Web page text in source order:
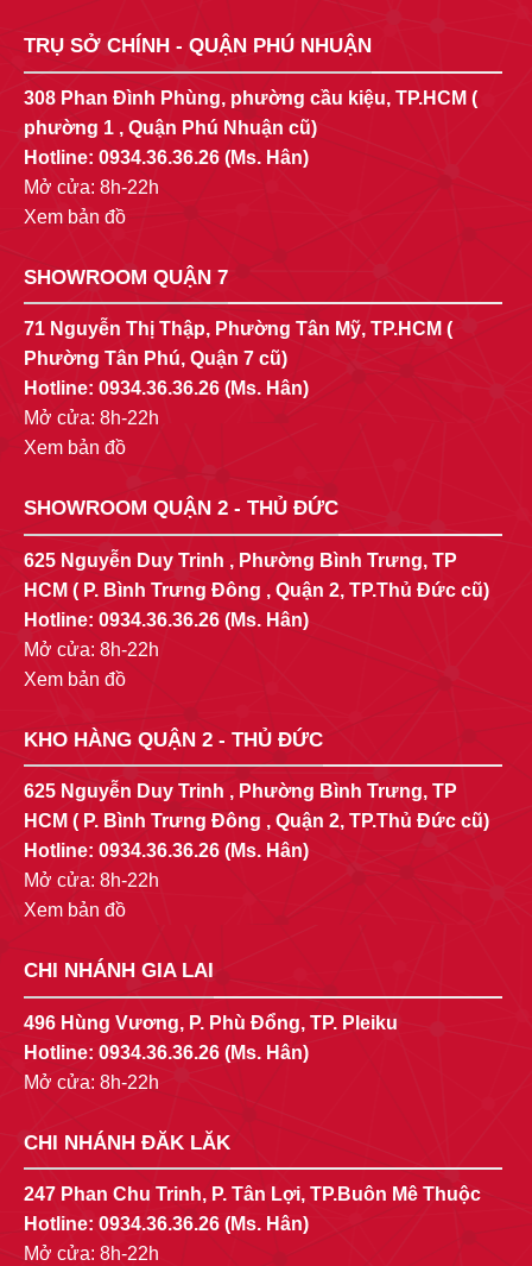
TRỤ SỞ CHÍNH - QUẬN PHÚ NHUẬN
308 Phan Đình Phùng, phường cầu kiệu, TP.HCM (
phường 1 , Quận Phú Nhuận cũ)
Hotline: 0934.36.36.26 (Ms. Hân)
Mở cửa: 8h-22h
Xem bản đồ
SHOWROOM QUẬN 7
71 Nguyễn Thị Thập, Phường Tân Mỹ, TP.HCM (
Phường Tân Phú, Quận 7 cũ)
Hotline: 0934.36.36.26 (Ms. Hân)
Mở cửa: 8h-22h
Xem bản đồ
SHOWROOM QUẬN 2 - THỦ ĐỨC
625 Nguyễn Duy Trinh , Phường Bình Trưng, TP
HCM ( P. Bình Trưng Đông , Quận 2, TP.Thủ Đức cũ)
Hotline: 0934.36.36.26 (Ms. Hân)
Mở cửa: 8h-22h
Xem bản đồ
KHO HÀNG QUẬN 2 - THỦ ĐỨC
625 Nguyễn Duy Trinh , Phường Bình Trưng, TP
HCM ( P. Bình Trưng Đông , Quận 2, TP.Thủ Đức cũ)
Hotline: 0934.36.36.26 (Ms. Hân)
Mở cửa: 8h-22h
Xem bản đồ
CHI NHÁNH GIA LAI
496 Hùng Vương, P. Phù Đổng, TP. Pleiku
Hotline: 0934.36.36.26 (Ms. Hân)
Mở cửa: 8h-22h
CHI NHÁNH ĐĂK LĂK
247 Phan Chu Trinh, P. Tân Lợi, TP.Buôn Mê Thuộc
Hotline: 0934.36.36.26 (Ms. Hân)
Mở cửa: 8h-22h